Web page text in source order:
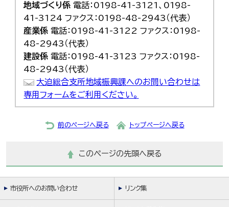
地域づくり係 電話：0198-41-3121、0198-
41-3124 ファクス：0198-48-2943（代表）
産業係 電話：0198-41-3122 ファクス：0198-
48-2943（代表）
建設係 電話：0198-41-3123 ファクス：0198-
48-2943（代表）
大迫総合支所地域振興課へのお問い合わせは
専用フォームをご利用ください。
前のページへ戻る トップページへ戻る
このページの先頭へ戻る
市役所へのお問い合わせ リンク集